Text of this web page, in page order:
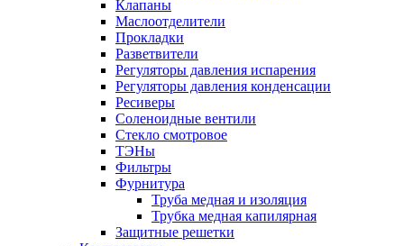
Клапаны
Маслоотделители
Прокладки
Разветвители
Регуляторы давления испарения
Регуляторы давления конденсации
Ресиверы
Соленоидные вентили
Стекло смотровое
ТЭНы
Фильтры
Фурнитура
Труба медная и изоляция
Трубка медная капилярная
Защитные решетки